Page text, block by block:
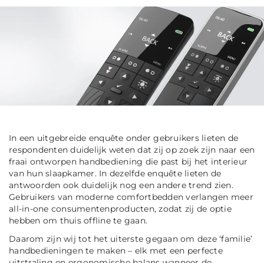
In een uitgebreide enquête onder gebruikers lieten de
respondenten duidelijk weten dat zij op zoek zijn naar een
fraai ontworpen handbediening die past bij het interieur
van hun slaapkamer. In dezelfde enquête lieten de
antwoorden ook duidelijk nog een andere trend zien.
Gebruikers van moderne comfortbedden verlangen meer
all-in-one consumentenproducten, zodat zij de optie
hebben om thuis offline te gaan.
Daarom zijn wij tot het uiterste gegaan om deze ‘familie’
handbedieningen te maken – elk met een perfecte